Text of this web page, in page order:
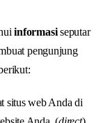
informasiseputar
pengunjung
situs web Anda di